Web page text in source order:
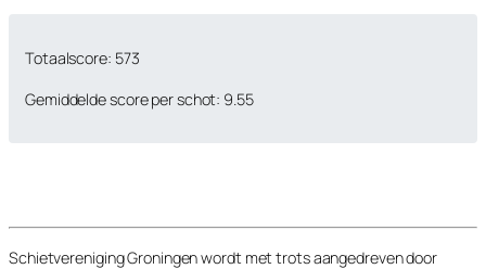
Totaalscore: 573
Gemiddelde score per schot: 9.55
Schietvereniging Groningen wordt met trots aangedreven door